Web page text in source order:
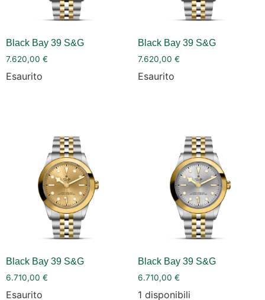
Black Bay 39 S&G
7.620,00 €
Esaurito
Black Bay 39 S&G
7.620,00 €
Esaurito
Black Bay 39 S&G
6.710,00 €
Esaurito
Black Bay 39 S&G
6.710,00 €
1 disponibili